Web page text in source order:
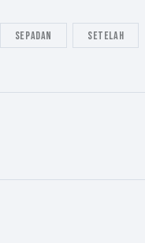
sepadan setelah